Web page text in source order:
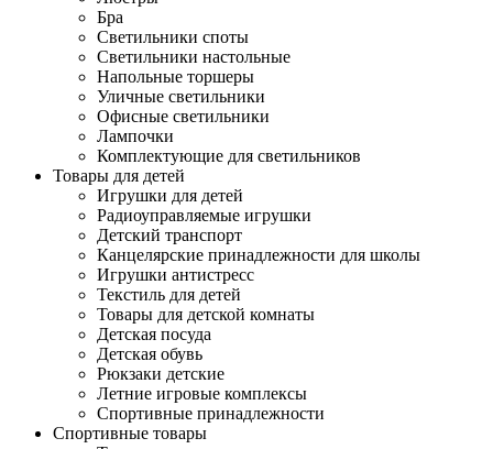
Бра
Светильники споты
Светильники настольные
Напольные торшеры
Уличные светильники
Офисные светильники
Лампочки
Комплектующие для светильников
Товары для детей
Игрушки для детей
Радиоуправляемые игрушки
Детский транспорт
Канцелярские принадлежности для школы
Игрушки антистресс
Текстиль для детей
Товары для детской комнаты
Детская посуда
Детская обувь
Рюкзаки детские
Летние игровые комплексы
Спортивные принадлежности
Спортивные товары